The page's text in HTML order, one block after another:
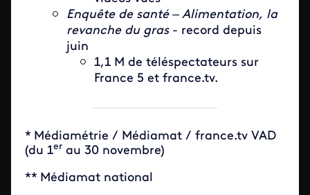
Enquête de santé – Alimentation, la
revanche du gras - record depuis
juin
1,1 M de téléspectateurs sur
France 5 et france.tv.
* Médiamétrie / Médiamat / france.tv VAD
(du 1er au 30 novembre)
** Médiamat national